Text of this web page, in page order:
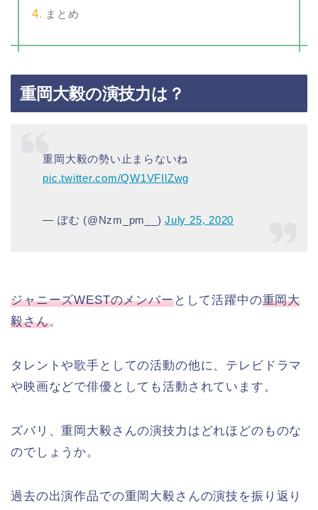
まとめ
重岡大毅の演技力は？
重岡大毅の勢い止まらないね
pic.twitter.com/QW1VFIlZwg
— ぽむ (@Nzm_pm__)July 25, 2020
ジャニーズWESTのメンバーとして活躍中の重岡大
毅さん。
タレントや歌手としての活動の他に、テレビドラマ
や映画などで俳優としても活動されています。
ズバリ、重岡大毅さんの演技力はどれほどのものな
のでしょうか。
過去の出演作品での重岡大毅さんの演技を振り返り